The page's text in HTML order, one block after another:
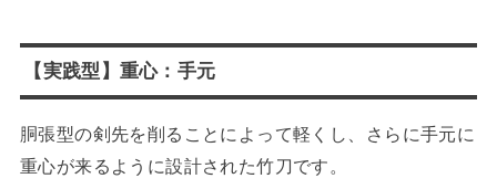
【実践型】重心：手元
胴張型の剣先を削ることによって軽くし、さらに手元に
重心が来るように設計された竹刀です。